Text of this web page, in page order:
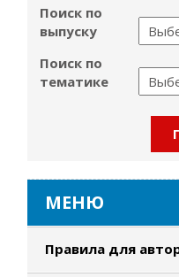
Поиск по
выпуску
Поиск по
тематике
МЕНЮ
Правила для